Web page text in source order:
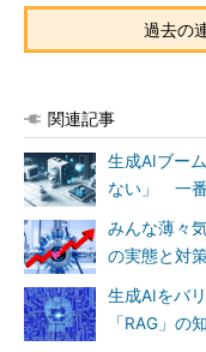
過去の
関連記事
生成AIブー
ない」 一番
みんな薄々
の実態と対
生成AIをバ
「RAG」の